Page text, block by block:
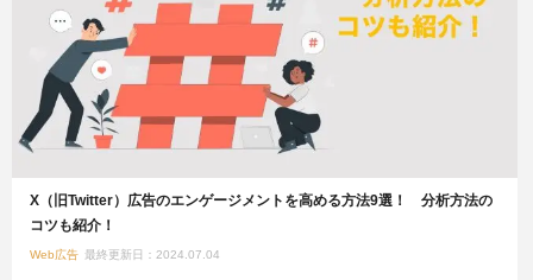
X（旧Twitter）広告のエンゲージメントを高める方法9選！ 分析方法の
コツも紹介！
Web広告 最終更新日：2024.07.04